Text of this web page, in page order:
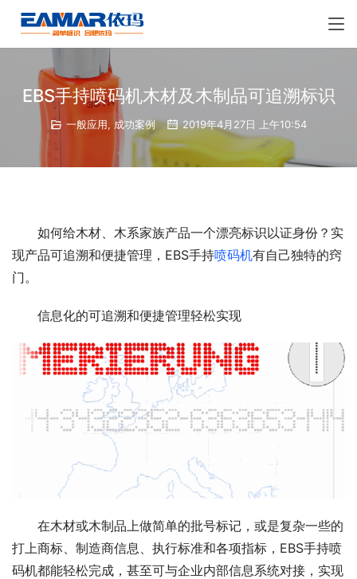
EBS手持喷码机木材及木制品可追溯标识
一般应用, 成功案例 2019年4月27日 上午10:54
如何给木材、木系家族产品一个漂亮标识以证身份？实
现产品可追溯和便捷管理，EBS手持喷码机有自己独特的窍
门。
信息化的可追溯和便捷管理轻松实现
在木材或木制品上做简单的批号标记，或是复杂一些的
打上商标、制造商信息、执行标准和各项指标，EBS手持喷
码机都能轻松完成，甚至可与企业内部信息系统对接，实现